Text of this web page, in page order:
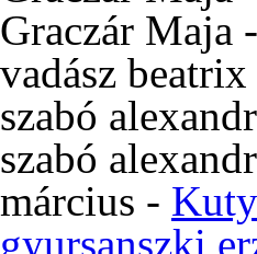
Graczár Maja -
vadász beatrix
szabó
szabó
március -
gyursanszki